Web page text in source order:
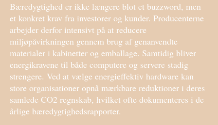
Bæredygtighed er ikke længere blot et buzzword, men
et konkret krav fra investorer og kunder. Producenterne
arbejder derfor intensivt på at reducere
miljøpåvirkningen gennem brug af genanvendte
materialer i kabinetter og emballage. Samtidig bliver
energikravene til både computere og servere stadig
strengere. Ved at vælge energieffektiv hardware kan
store organisationer opnå mærkbare reduktioner i deres
samlede CO2 regnskab, hvilket ofte dokumenteres i de
årlige bæredygtighedsrapporter.